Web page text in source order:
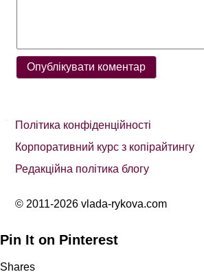
Політика конфіденційності
Корпоративний курс з копірайтингу
Редакційна політика блогу
© 2011-2026 vlada-rykova.com
Pin It on Pinterest
Shares